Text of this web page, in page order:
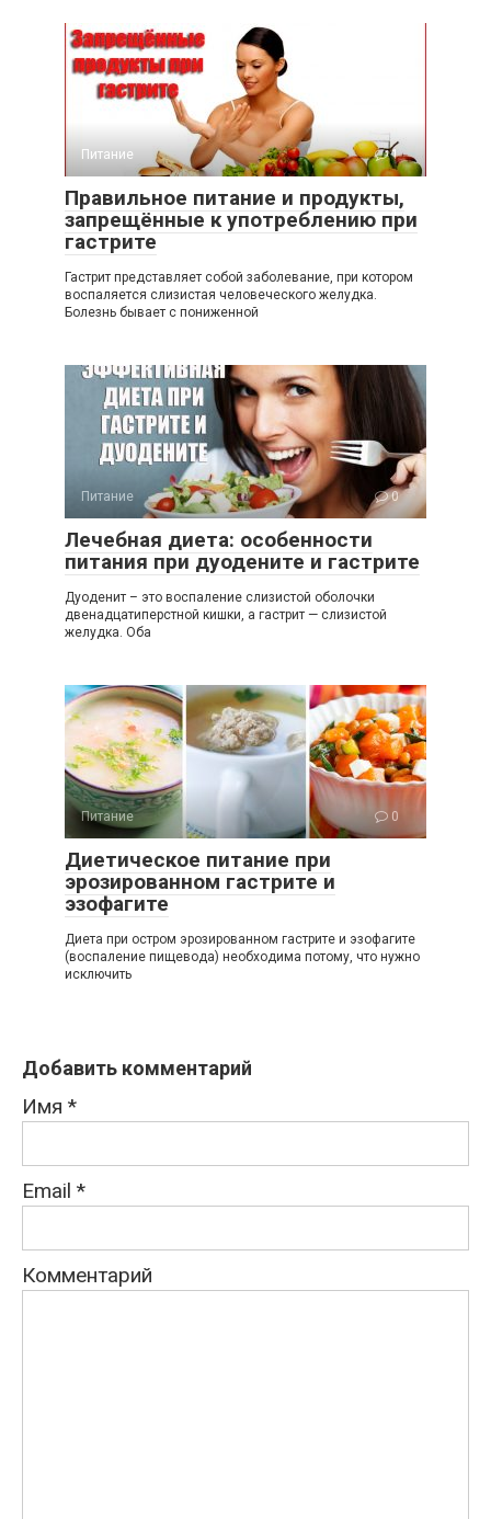
Питание 1
Правильное питание и продукты,
запрещённые к употреблению при
гастрите
Гастрит представляет собой заболевание, при котором
воспаляется слизистая человеческого желудка.
Болезнь бывает с пониженной
Питание 0
Лечебная диета: особенности
питания при дуодените и гастрите
Дуоденит – это воспаление слизистой оболочки
двенадцатиперстной кишки, а гастрит — слизистой
желудка. Оба
Питание 0
Диетическое питание при
эрозированном гастрите и
эзофагите
Диета при остром эрозированном гастрите и эзофагите
(воспаление пищевода) необходима потому, что нужно
исключить
Добавить комментарий
Имя *
Email *
Комментарий